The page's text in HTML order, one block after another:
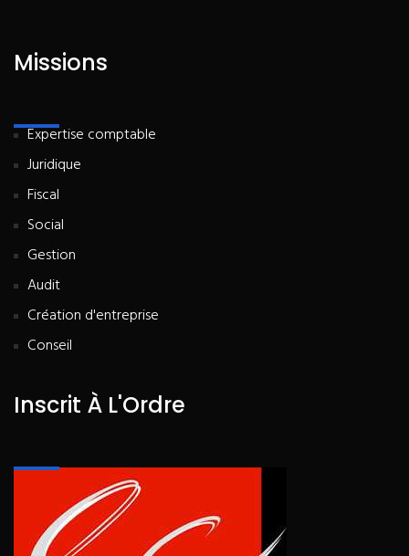
Missions
Expertise comptable
Juridique
Fiscal
Social
Gestion
Audit
Création d'entreprise
Conseil
Inscrit À L'Ordre